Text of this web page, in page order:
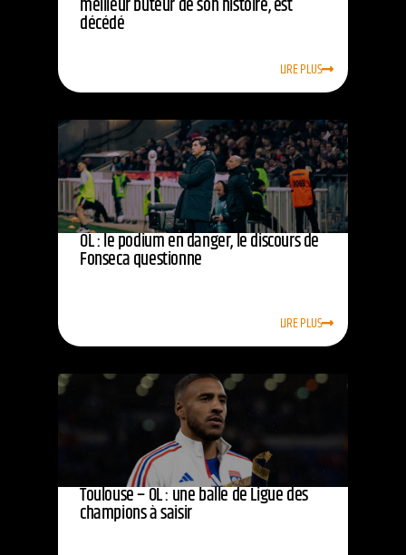
meilleur buteur de son histoire, est
décédé
LIRE PLUS
OL : le podium en danger, le discours de
Fonseca questionne
LIRE PLUS
Toulouse – OL : une balle de Ligue des
champions à saisir